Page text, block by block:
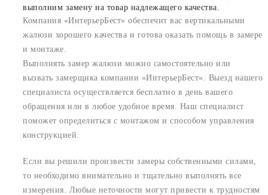
выполним замену на товар надлежащего качества.
Компания «ИнтерьерБест» обеспечит вас вертикальными
жалюзи хорошего качества и готова оказать помощь в замере
и монтаже.
Выполнять замер жалюзи можно самостоятельно или
вызвать замерщика компании «ИнтерьерБест». Выезд нашего
специалиста осуществляется бесплатно в день вашего
обращения или в любое удобное время. Наш специалист
поможет определиться с монтажом и способом управления
конструкцией.
Если вы решили произвести замеры собственными силами,
то необходимо внимательно и тщательно выполнять все
измерения. Любые неточности могут привести к трудностям